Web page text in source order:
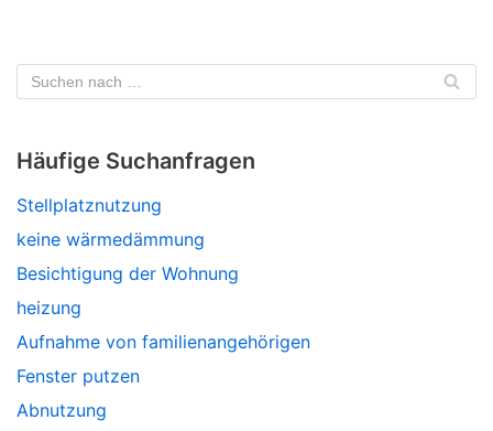
Häufige Suchanfragen
Stellplatznutzung
keine wärmedämmung
Besichtigung der Wohnung
heizung
Aufnahme von familienangehörigen
Fenster putzen
Abnutzung